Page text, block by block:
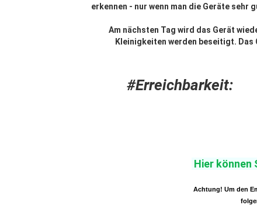
erkennen - nur wenn man die Geräte sehr
Am nächsten Tag wird das Gerät
Kleinigkeiten werden beseitigt. Das
#Erreichbarkeit:
Hier können
Achtung! Um den